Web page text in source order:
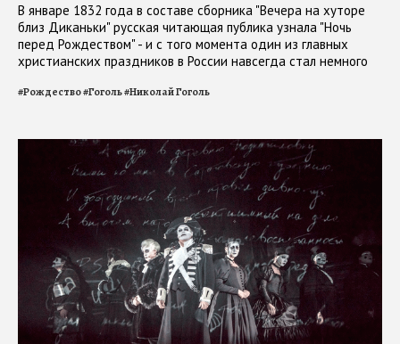
В январе 1832 года в составе сборника "Вечера на хуторе
близ Диканьки" русская читающая публика узнала "Ночь
перед Рождеством" - и с того момента один из главных
христианских праздников в России навсегда стал немного
#Рождество#Гоголь#Николай Гоголь